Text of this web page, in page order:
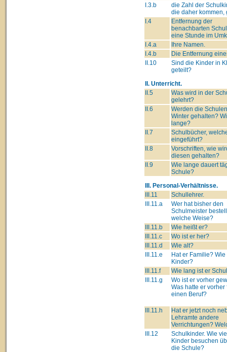
I.3.b
die Zahl der
die daher kommen,
I.4
Entfernung der
benachbarten
eine Stunde im
I.4.a
Ihre Namen.
I.4.b
Die Entfernung
II.10
Sind die Kinder in
geteilt?
II. Unterricht.
II.5
Was wird in der
gelehrt?
II.6
Werden die
Winter gehalten?
lange?
II.7
Schulbücher,
eingeführt?
II.8
Vorschriften, wie
diesen gehalten?
II.9
Wie lange dauert
Schule?
III. Personal-Verhältnisse.
III.11
Schullehrer.
III.11.a
Wer hat bisher den
Schulmeister
welche Weise?
III.11.b
Wie heißt er?
III.11.c
Wo ist er her?
III.11.d
Wie alt?
III.11.e
Hat er Familie?
Kinder?
III.11.f
Wie lang ist er
III.11.g
Wo ist er vorher
Was hatte er vorher
einen Beruf?
III.11.h
Hat er jetzt noch
Lehramte andere
Verrichtungen?
III.12
Schulkinder. Wie
Kinder besuchen
die Schule?